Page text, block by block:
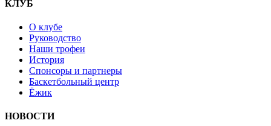
КЛУБ
О клубе
Руководство
Наши трофеи
История
Спонсоры и партнеры
Баскетбольный центр
Ёжик
НОВОСТИ